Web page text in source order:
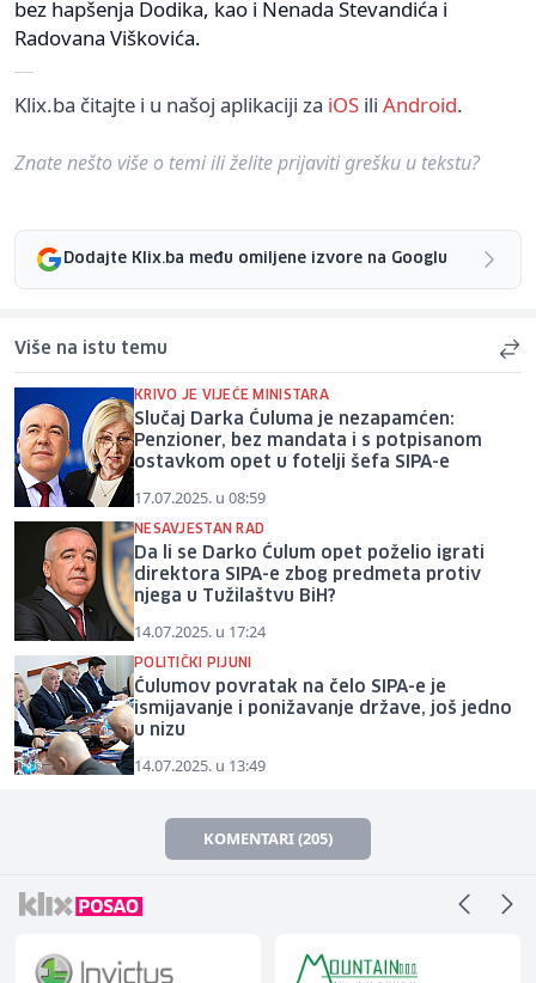
bez hapšenja Dodika, kao i Nenada Stevandića i
Radovana Viškovića.
Klix.ba čitajte i u našoj aplikaciji za iOS ili Android.
Znate nešto više o temi ili želite prijaviti grešku u tekstu?
Dodajte Klix.ba među omiljene izvore na Googlu
Više na istu temu
KRIVO JE VIJEĆE MINISTARA
Slučaj Darka Ćuluma je nezapamćen:
Penzioner, bez mandata i s potpisanom
ostavkom opet u fotelji šefa SIPA-e
17.07.2025. u 08:59
NESAVJESTAN RAD
Da li se Darko Ćulum opet poželio igrati
direktora SIPA-e zbog predmeta protiv
njega u Tužilaštvu BiH?
14.07.2025. u 17:24
POLITIČKI PIJUNI
Ćulumov povratak na čelo SIPA-e je
ismijavanje i ponižavanje države, još jedno
u nizu
14.07.2025. u 13:49
KOMENTARI (205)